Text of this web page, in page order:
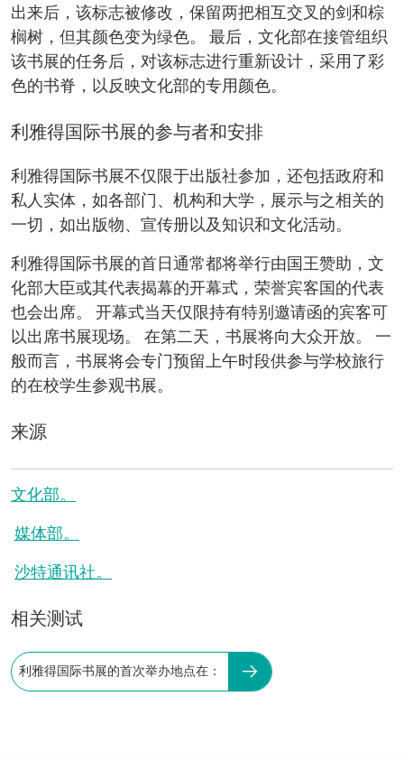
出来后，该标志被修改，保留两把相互交叉的剑和棕
榈树，但其颜色变为绿色。 最后，文化部在接管组织
该书展的任务后，对该标志进行重新设计，采用了彩
色的书脊，以反映文化部的专用颜色。
利雅得国际书展的参与者和安排
利雅得国际书展不仅限于出版社参加，还包括政府和
私人实体，如各部门、机构和大学，展示与之相关的
一切，如出版物、宣传册以及知识和文化活动。
利雅得国际书展的首日通常都将举行由国王赞助，文
化部大臣或其代表揭幕的开幕式，荣誉宾客国的代表
也会出席。 开幕式当天仅限持有特别邀请函的宾客可
以出席书展现场。 在第二天，书展将向大众开放。 一
般而言，书展将会专门预留上午时段供参与学校旅行
的在校学生参观书展。
来源
文化部。
媒体部。
沙特通讯社。
相关测试
利雅得国际书展的首次举办地点在：